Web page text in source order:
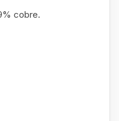
cobre.